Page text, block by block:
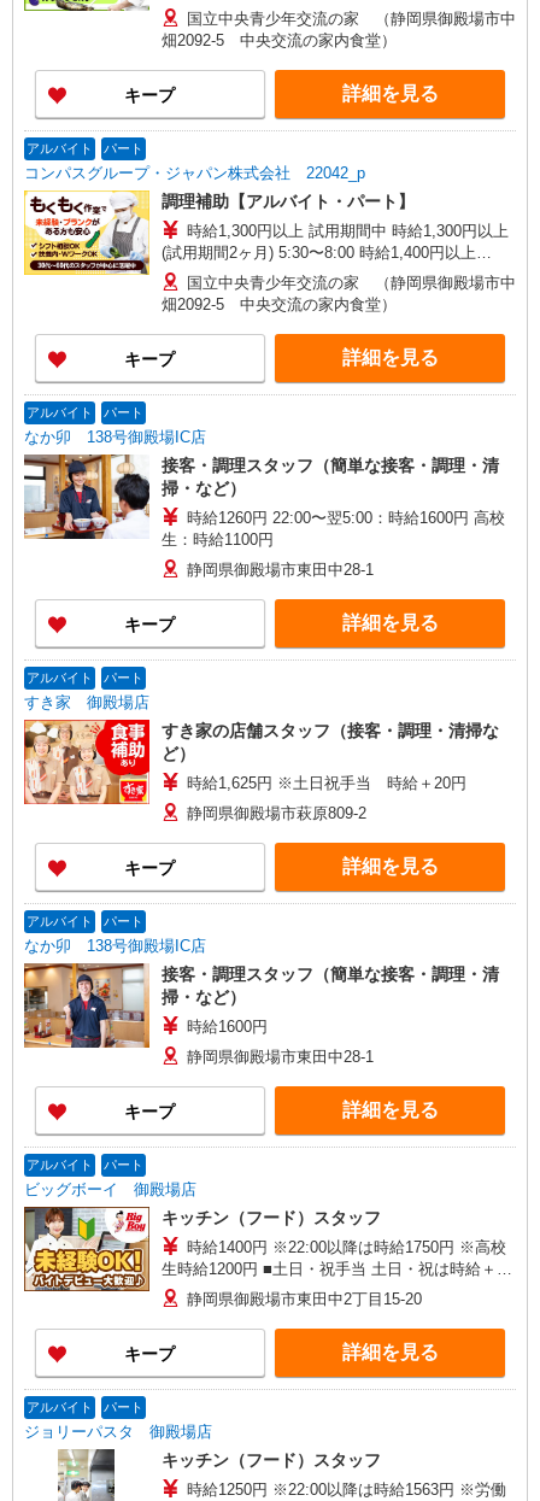
分単位で別途支給します。
国立中央青少年交流の家 （静岡県御殿場市中
畑2092-5 中央交流の家内食堂）
キープ 詳細を見る
アルバイト パート
コンパスグループ・ジャパン株式会社 22042_p
調理補助【アルバイト・パート】
時給1,300円以上 試用期間中 時給1,300円以上
(試用期間2ヶ月) 5:30〜8:00 時給1,400円以上
18:00〜20:30 時給1,400円以上 残業が発生した場
合、残業代を1分単位で別途支給します。
国立中央青少年交流の家 （静岡県御殿場市中
畑2092-5 中央交流の家内食堂）
キープ 詳細を見る
アルバイト パート
なか卯 138号御殿場IC店
接客・調理スタッフ（簡単な接客・調理・清
掃・など）
時給1260円 22:00〜翌5:00：時給1600円 高校
生：時給1100円
静岡県御殿場市東田中28-1
キープ 詳細を見る
アルバイト パート
すき家 御殿場店
すき家の店舗スタッフ（接客・調理・清掃な
ど）
時給1,625円 ※土日祝手当 時給＋20円
静岡県御殿場市萩原809-2
キープ 詳細を見る
アルバイト パート
なか卯 138号御殿場IC店
接客・調理スタッフ（簡単な接客・調理・清
掃・など）
時給1600円
静岡県御殿場市東田中28-1
キープ 詳細を見る
アルバイト パート
ビッグボーイ 御殿場店
キッチン（フード）スタッフ
時給1400円 ※22:00以降は時給1750円 ※高校
生時給1200円 ■土日・祝手当 土日・祝は時給＋
100円 ※高校生は学校からの許可が必要な場合、
通学中の学校からの許可証が必要となります。
静岡県御殿場市東田中2丁目15-20
キープ 詳細を見る
アルバイト パート
ジョリーパスタ 御殿場店
キッチン（フード）スタッフ
時給1250円 ※22:00以降は時給1563円 ※労働